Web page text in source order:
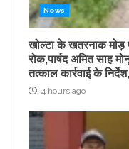
News
खोल्टा के खतरनाक मोड़
रोक,पार्षद अमित साह
तत्काल कार्रवाई के
4 hours ago